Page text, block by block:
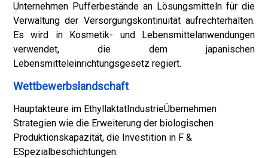
Unternehmen Pufferbestände an Lösungsmitteln für die
Verwaltung der Versorgungskontinuität aufrechterhalten.
Es wird in Kosmetik- und Lebensmittelanwendungen
verwendet, die dem japanischen
Lebensmitteleinrichtungsgesetz regiert.
Wettbewerbslandschaft
Hauptakteure im EthyllaktatIndustrieÜbernehmen
Strategien wie die Erweiterung der biologischen
Produktionskapazität, die Investition in F &
ESpezialbeschichtungen.